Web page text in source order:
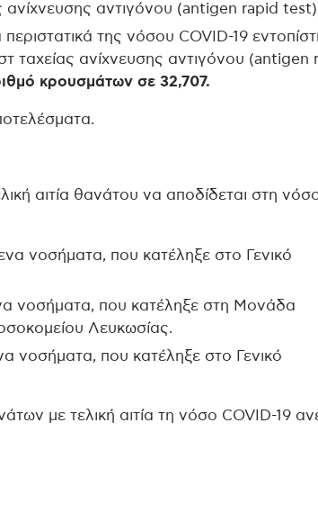
ανίχνευσης αντιγόνου (antigen rapid
της νόσου COVID-19
ταχείας ανίχνευσης αντιγόνου (antigen
κρουσμάτων σε 32,707.
αιτία θανάτου να αποδίδεται στη
νοσήματα, που κατέληξε στο Γενικό
νοσήματα, που κατέληξε στη Μονάδα
Λευκωσίας.
νοσήματα, που κατέληξε στο Γενικό
με τελική αιτία τη νόσο COVID-19